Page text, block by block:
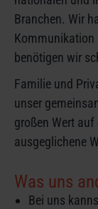
Branchen. Wir
Kommunikation
benötigen wir
Familie und
unser
großen Wert
ausgeglichene
Was uns
Bei uns